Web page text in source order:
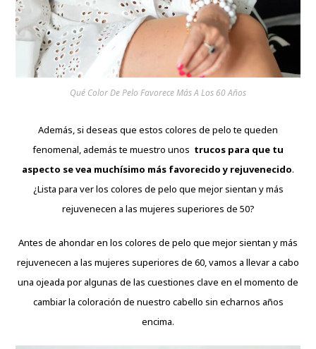
Qué Color De Pelo Favorece Más A Los 60 Años
Además, si deseas que estos colores de pelo te queden
fenomenal, además te muestro unos trucos para que tu
aspecto se vea muchísimo más favorecido y rejuvenecido.
¿Lista para ver los colores de pelo que mejor sientan y más
rejuvenecen a las mujeres superiores de 50?
Antes de ahondar en los colores de pelo que mejor sientan y más
rejuvenecen a las mujeres superiores de 60, vamos a llevar a cabo
una ojeada por algunas de las cuestiones clave en el momento de
cambiar la coloración de nuestro cabello sin echarnos años
encima.